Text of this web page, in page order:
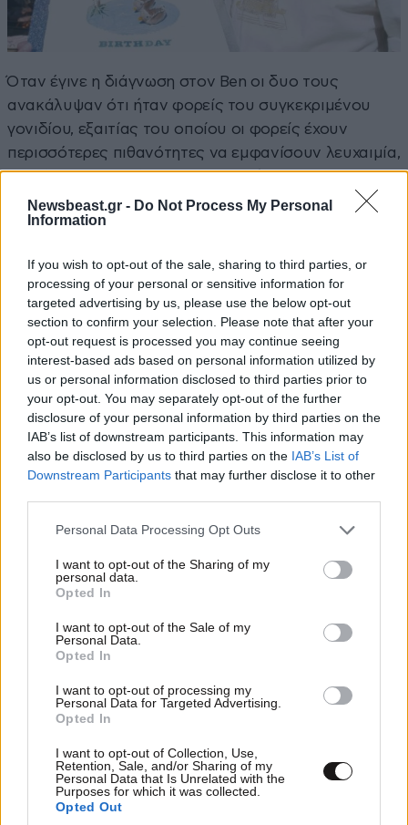
Newsbeast.gr - Do Not Process My Personal
Information
If you wish to opt-out of the sale, sharing to third parties, or
processing of your personal or sensitive information for
targeted advertising by us, please use the below opt-out
section to confirm your selection. Please note that after your
opt-out request is processed you may continue seeing
interest-based ads based on personal information utilized by
us or personal information disclosed to third parties prior to
your opt-out. You may separately opt-out of the further
disclosure of your personal information by third parties on the
IAB’s list of downstream participants. This information may
also be disclosed by us to third parties on the IAB’s List of
Downstream Participants that may further disclose it to other
Please note that this website/app uses one or more Google
not limited to your visit or usage behaviour. You may click to
grant or deny consent to Google and its third-party tags to
use your data for below specified purposes in below Google
consent section.
Personal Data Processing Opt Outs
I want to opt-out of the Sharing of my
personal data.
Opted In
I want to opt-out of the Sale of my
Personal Data.
Opted In
I want to opt-out of processing my
Personal Data for Targeted Advertising.
Opted In
I want to opt-out of Collection, Use,
Retention, Sale, and/or Sharing of my
Personal Data that Is Unrelated with the
Purposes for which it was collected.
Opted Out
Όταν έγινε η διάγνωση στον Ben οι δυο τους
ανακάλυψαν ότι ήταν φορείς του συγκεκριμένου
γονιδίου, εξαιτίας του οποίου οι φορείς έχουν
περισσότερες πιθανότητες να εμφανίσουν λευχαιμία,
καρκίνο στον εγκέφαλο και το στήθος.
Τον Οκτώβριο του 2010 μετά από ένα ονειρεμένο
Ένα χρόνο μετά το ζευγάρι ξεκίνησε τις θεραπείες σε
ειδική κλινική στο Λονδίνο. Ο Tom που γεννήθηκε